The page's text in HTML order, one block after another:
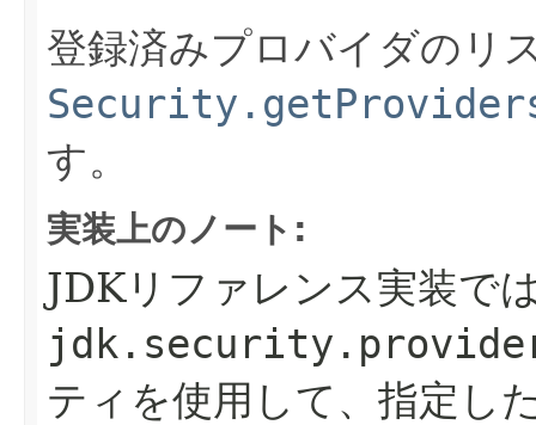
登録済みプロバイダのリ
す。
実装上のノート:
JDKリファレンス実装で
ティを使用して、指定し